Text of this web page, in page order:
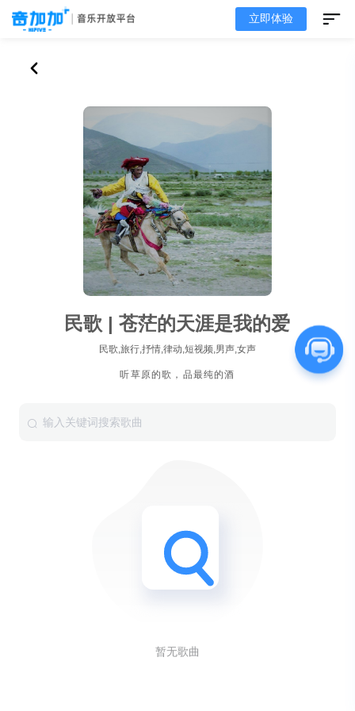
立即体验
民歌 | 苍茫的天涯是我的爱
民歌,旅行,抒情,律动,短视频,男声,女声
听草原的歌，品最纯的酒
暂无歌曲